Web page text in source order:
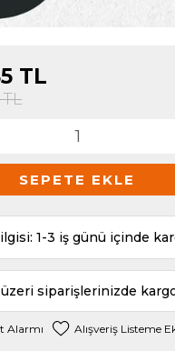
TL
SEPETE EKLE
1-3 iş günü içinde
siparişlerinizde
Alarmı Alışveriş Listeme